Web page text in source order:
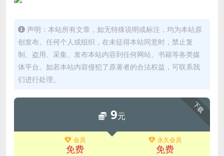
声明：本站所有文章，如无特殊说明或标注，均为本站原
创发布。任何个人或组织，在未征得本站同意时，禁止复
制、盗用、采集、发布本站内容到任何网站、书籍等各类媒
体平台。如若本站内容侵犯了原著者的合法权益，可联系我
们进行处理。
下载
9元
会员
免费
永久会员
免费